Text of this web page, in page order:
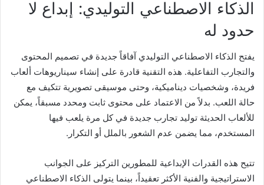
الذكاء الاصطناعي التوليدي: إبداع لا
حدود له
يفتح الذكاء الاصطناعي التوليدي آفاقاً جديدة في تصميم المحتوى
والتجارب التفاعلية. هذه التقنية قادرة على إنشاء سيناريوهات ألعاب
فريدة، وشخصيات ديناميكية، وحتى موسيقى تصويرية تتكيف مع
حالة اللعب. بدلاً من الاعتماد على محتوى ثابت ومحدد مسبقاً، يمكن
للألعاب الحديثة توليد تجارب جديدة في كل مرة يلعب فيها
المستخدم، مما يضمن عدم الشعور بالملل أو التكرار.
تتيح هذه القدرات الإبداعية للمطورين التركيز على الجوانب
الاستراتيجية والفنية الأكثر تعقيداً، بينما يتولى الذكاء الاصطناعي